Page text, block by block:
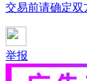
交易前请确定双
举报